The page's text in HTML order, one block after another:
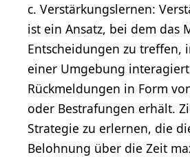
c. Verstärkungslernen:
ist ein Ansatz, bei dem das
Entscheidungen zu treffen,
einer Umgebung
Rückmeldungen in Form
oder Bestrafungen erhält.
Strategie zu erlernen, die
Belohnung über die Zeit